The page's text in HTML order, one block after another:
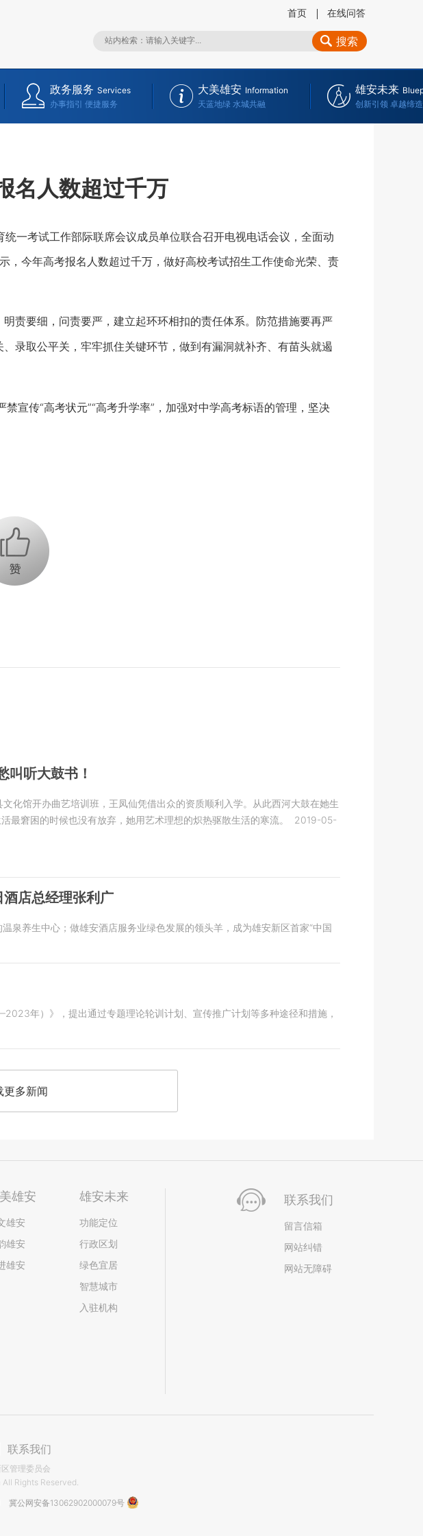
首页 在线问答
搜索
政务服务 Services
办事指引 便捷服务
大美雄安 Information
天蓝地绿 水城共融
雄安未来
创新引领 卓越缔造
名人数超过千万
考试工作部际联席会议成员单位联合召开电视电话会议，全面动
，今年高考报名人数超过千万，做好高校考试招生工作使命光荣、责
要细，问责要严，建立起环环相扣的责任体系。防范措施要再严
录取公平关，牢牢抓住关键环节，做到有漏洞就补齐、有苗头就遏
传“高考状元”“高考升学率”，加强对中学高考标语的管理，坚决
+1
叫听大鼓书！
文化馆开办曲艺培训班，王凤仙凭借出众的资质顺利入学。从此西河大鼓在她生
最窘困的时候也没有放弃，她用艺术理想的炽热驱散生活的寒流。
2019-05-
店总经理张利广
泉养生中心；做雄安酒店服务业绿色发展的领头羊，成为雄安新区首家“中国
年）》，提出通过专题理论轮训计划、宣传推广计划等多种途径和措施，
更多新闻
雄安
雄安
雄安
雄安
雄安未来
功能定位
行政区划
绿色宜居
智慧城市
入驻机构
联系我们
留言信箱
网站纠错
网站无障碍
联系我们
管理委员会
Rights Reserved.
冀公网安备13062902000079号